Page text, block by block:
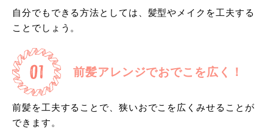
自分でもできる方法としては、髪型やメイクを工夫する
ことでしょう。
前髪アレンジでおでこを広く！
前髪を工夫することで、狭いおでこを広くみせることが
できます。